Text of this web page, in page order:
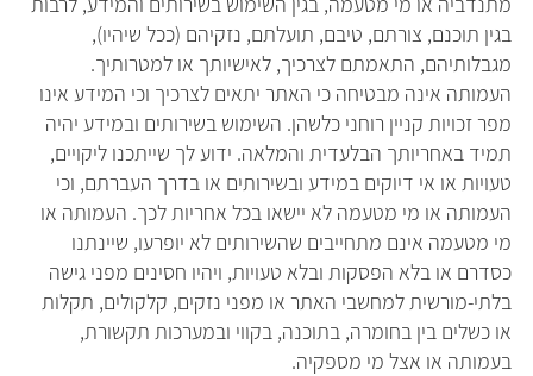
בגין תוכנם, צורתם, טיבם, תועלתם, נזקיהם (ככל שיהיו),
מגבלותיהם, התאמתם לצרכיך, לאישיותך או למטרותיך.
העמותה אינה מבטיחה כי האתר יתאים לצרכיך וכי המידע אינו
מפר זכויות קניין רוחני כלשהן. השימוש בשירותים ובמידע יהיה
תמיד באחריותך הבלעדית והמלאה. ידוע לך שייתכנו ליקויים,
טעויות או אי דיוקים במידע ובשירותים או בדרך העברתם, וכי
העמותה או מי מטעמה לא יישאו בכל אחריות לכך. העמותה או
מי מטעמה אינם מתחייבים שהשירותים לא יופרעו, שיינתנו
כסדרם או בלא הפסקות ובלא טעויות, ויהיו חסינים מפני גישה
בלתי-מורשית למחשבי האתר או מפני נזקים, קלקולים, תקלות
או כשלים בין בחומרה, בתוכנה, בקווי ובמערכות תקשורת,
בעמותה או אצל מי מספקיה.